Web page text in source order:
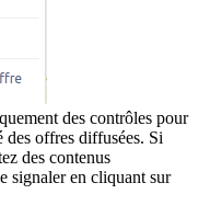
des contrôles pour
offres diffusées. Si
des contenus
signaler en cliquant sur